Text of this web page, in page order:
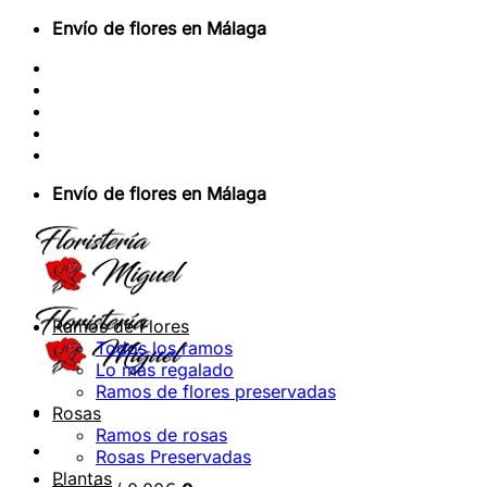
Saltar
contenido
Envío de flores en Málaga
Envío de flores en Málaga
Ramos de Flores
Todos los ramos
Lo más regalado
Ramos de flores preservadas
Rosas
Ramos de rosas
Rosas Preservadas
Plantas